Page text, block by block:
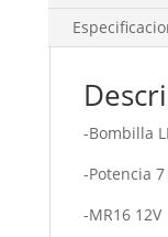
-Bombilla
-Potencia 7
-MR16 12V